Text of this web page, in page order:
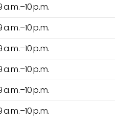
a.m.–10 p.m.
a.m.–10 p.m.
a.m.–10 p.m.
a.m.–10 p.m.
a.m.–10 p.m.
a.m.–10 p.m.